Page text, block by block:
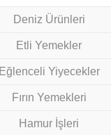
Deniz Ürünleri
Etli Yemekler
Eğlenceli Yiyecekler
Fırın Yemekleri
Hamur İşleri